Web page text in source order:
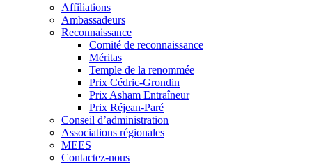
Affiliations
Ambassadeurs
Reconnaissance
Comité de reconnaissance
Méritas
Temple de la renommée
Prix Cédric-Grondin
Prix Asham Entraîneur
Prix Réjean-Paré
Conseil d’administration
Associations régionales
MEES
Contactez-nous